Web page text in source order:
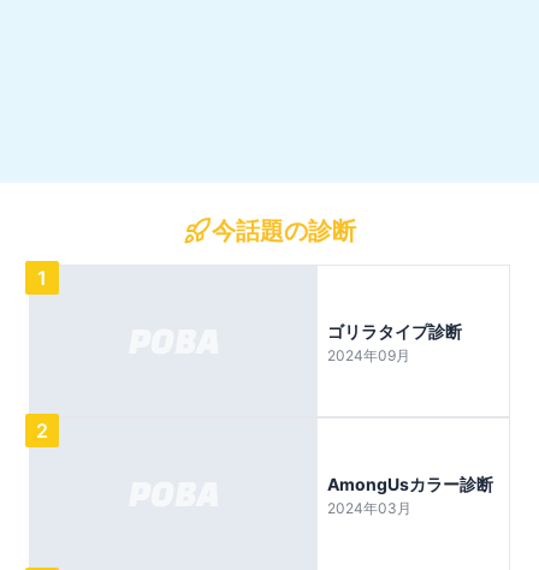
今話題の診断
1
ゴリラタイプ診断
2024年09月
2
AmongUsカラー診断
2024年03月